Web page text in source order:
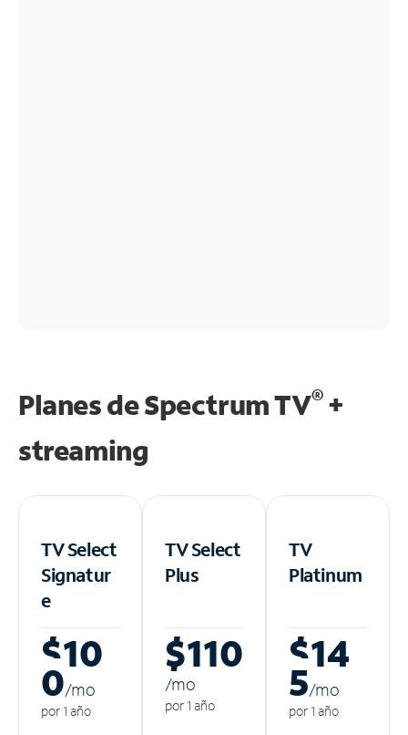
Planes de Spectrum TV®+
streaming
TV Select
Signatur
e
$10
0/mo
por 1 año
TV Select
Plus
$110
/mo
por 1 año
TV
Platinum
$14
5/mo
por 1 año